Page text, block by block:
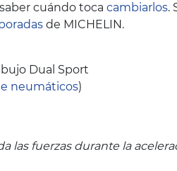
cuándo toca cambiarlos.
de MICHELIN.
Dual Sport
neumáticos)
las fuerzas durante la